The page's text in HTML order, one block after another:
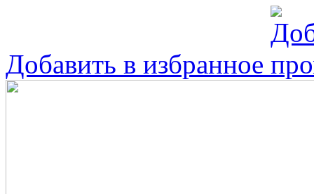
Добавить в избранное